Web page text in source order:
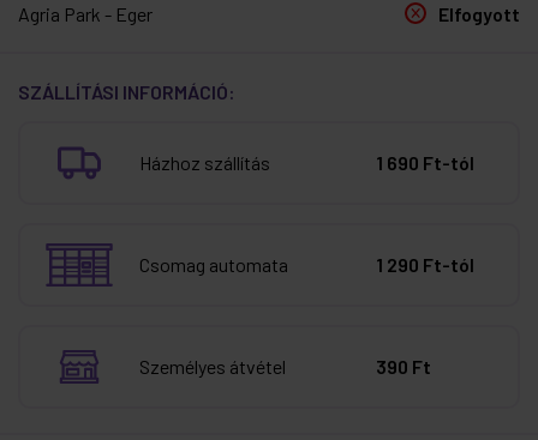
Agria Park - Eger Elfogyott
SZÁLLÍTÁSI INFORMÁCIÓ:
Házhoz szállítás 1 690 Ft-tól
Csomag automata 1 290 Ft-tól
Személyes átvétel 390 Ft